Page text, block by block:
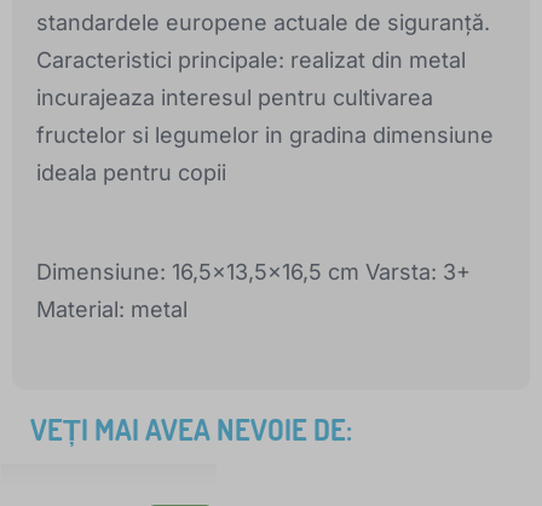
standardele europene actuale de siguranță.
Caracteristici principale: realizat din metal
incurajeaza interesul pentru cultivarea
fructelor si legumelor in gradina dimensiune
ideala pentru copii
Dimensiune: 16,5x13,5x16,5 cm Varsta: 3+
Material: metal
VEȚI MAI AVEA NEVOIE DE: